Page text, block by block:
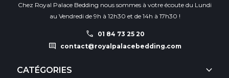
Chez Royal Palace Bedding nous sommes à votre écoute du Lundi
au Vendredi de 9h à 12h30 et de 14h à 17h30 !
call 01 84 73 25 20
comment contact@royalpalacebedding.com
CATÉGORIES keyboard_arrow_down